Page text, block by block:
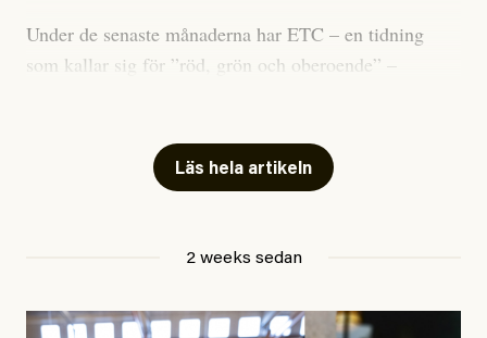
Under de senaste månaderna har ETC – en tidning
som kallar sig för ”röd, grön och oberoende” –
skriver för? Vad betyder det att vara en ”röd, grön och
oberoende” tidning? Och vad är egentligen bra
Läs hela artikeln
2 weeks sedan